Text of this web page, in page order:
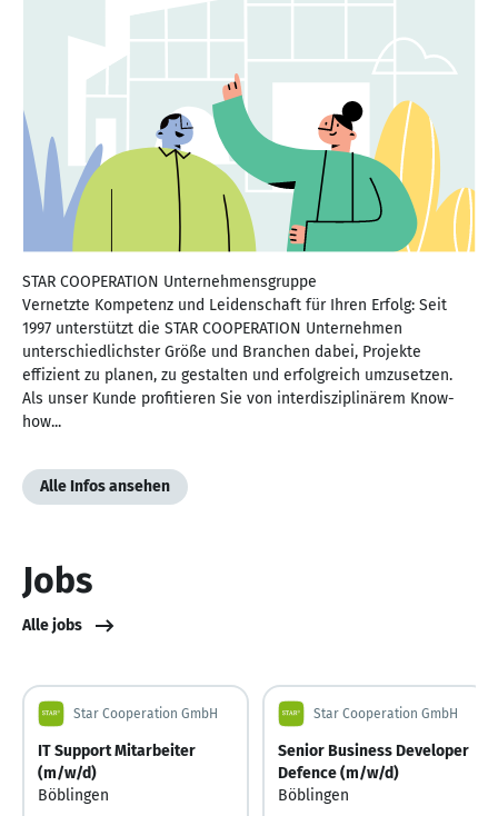
STAR COOPERATION Unternehmensgruppe
Vernetzte Kompetenz und Leidenschaft für Ihren Erfolg: Seit
1997 unterstützt die STAR COOPERATION Unternehmen
unterschiedlichster Größe und Branchen dabei, Projekte
effizient zu planen, zu gestalten und erfolgreich umzusetzen.
Als unser Kunde profitieren Sie von interdisziplinärem Know-
how...
Alle Infos ansehen
Jobs
Alle jobs
Star Cooperation GmbH
IT Support Mitarbeiter
(m/w/d)
Böblingen
Star Cooperation GmbH
Senior Business Developer
Defence (m/w/d)
Böblingen